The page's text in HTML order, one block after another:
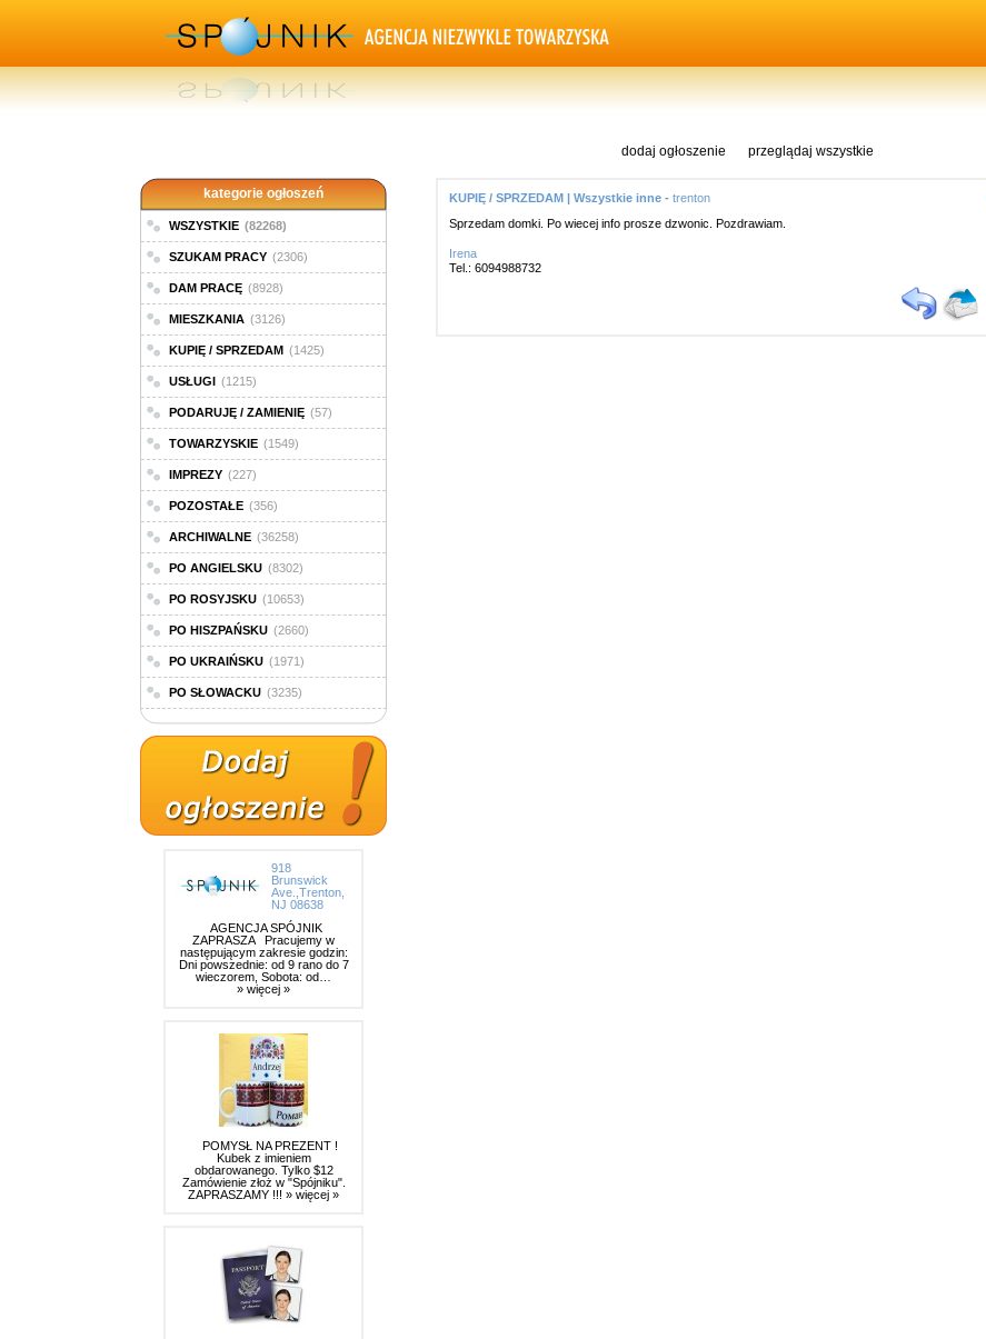
dodaj ogłoszenie przeglądaj wszystkie
kategorie ogłoszeń
WSZYSTKIE (82268)
SZUKAM PRACY (2306)
DAM PRACĘ (8928)
MIESZKANIA (3126)
KUPIĘ / SPRZEDAM (1425)
USŁUGI (1215)
PODARUJĘ / ZAMIENIĘ (57)
TOWARZYSKIE (1549)
IMPREZY (227)
POZOSTAŁE (356)
ARCHIWALNE (36258)
PO ANGIELSKU (8302)
PO ROSYJSKU (10653)
PO HISZPAŃSKU (2660)
PO UKRAIŃSKU (1971)
PO SŁOWACKU (3235)
918
Brunswick
Ave.,Trenton,
NJ 08638
AGENCJA SPÓJNIK
ZAPRASZA Pracujemy w
następującym zakresie godzin:
Dni powszednie: od 9 rano do 7
wieczorem, Sobota: od…
» więcej »
POMYSŁ NA PREZENT !
Kubek z imieniem
obdarowanego. Tylko $12
Zamówienie złoż w "Spójniku".
ZAPRASZAMY !!! » więcej »
KUPIĘ / SPRZEDAM | Wszystkie inne - trenton
Sprzedam domki. Po wiecej info prosze dzwonic. Pozdrawiam.
Irena
Tel.: 6094988732